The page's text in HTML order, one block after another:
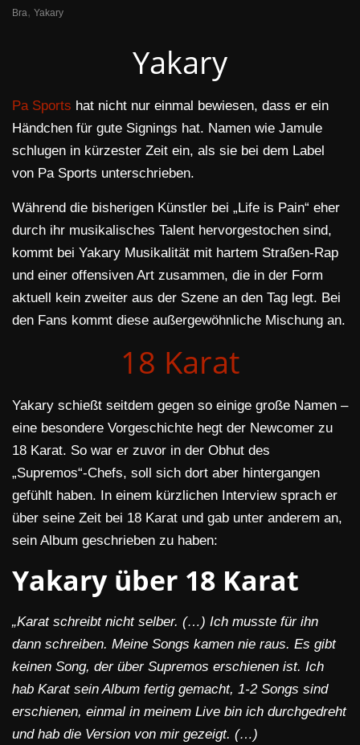
Bra, Yakary
Yakary
Pa Sports hat nicht nur einmal bewiesen, dass er ein
Händchen für gute Signings hat. Namen wie Jamule
schlugen in kürzester Zeit ein, als sie bei dem Label
von Pa Sports unterschrieben.
Während die bisherigen Künstler bei „Life is Pain“ eher
durch ihr musikalisches Talent hervorgestochen sind,
kommt bei Yakary Musikalität mit hartem Straßen-Rap
und einer offensiven Art zusammen, die in der Form
aktuell kein zweiter aus der Szene an den Tag legt. Bei
den Fans kommt diese außergewöhnliche Mischung an.
18 Karat
Yakary schießt seitdem gegen so einige große Namen –
eine besondere Vorgeschichte hegt der Newcomer zu
18 Karat. So war er zuvor in der Obhut des
„Supremos“-Chefs, soll sich dort aber hintergangen
gefühlt haben. In einem kürzlichen Interview sprach er
über seine Zeit bei 18 Karat und gab unter anderem an,
sein Album geschrieben zu haben:
Yakary über 18 Karat
„Karat schreibt nicht selber. (…) Ich musste für ihn
dann schreiben. Meine Songs kamen nie raus. Es gibt
keinen Song, der über Supremos erschienen ist. Ich
hab Karat sein Album fertig gemacht, 1-2 Songs sind
erschienen, einmal in meinem Live bin ich durchgedreht
und hab die Version von mir gezeigt. (…)